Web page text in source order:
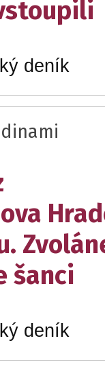
deník
šanci
deník